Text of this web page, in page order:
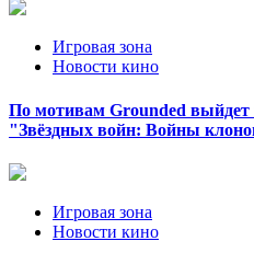
Игровая зона
Новости кино
По мотивам Grounded выйдет
"Звёздных войн: Войны
Игровая зона
Новости кино